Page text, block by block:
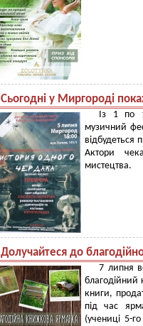
Сьогодні у Миргороді
Із 1 по
музичний
Актори
мистецтва.
Долучайтеся до
7 липня
благодійний
книги,
під час
(учениці 5-